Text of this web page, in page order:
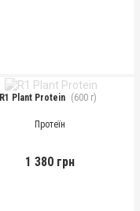
R1 Plant Protein (600 г)
Протеїн
1 380 грн